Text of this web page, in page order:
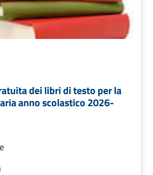
dei libri di testo per la
anno scolastico 2026-